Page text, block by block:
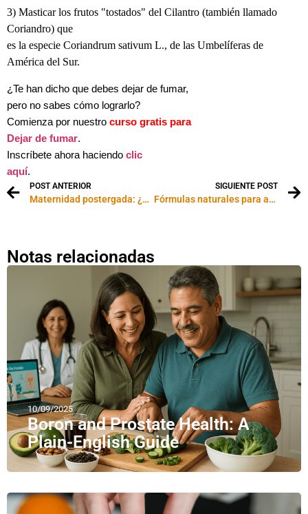
3) Masticar los frutos "tostados" del Cilantro (también llamado
Coriandro) que
es la especie Coriandrum sativum L., de las Umbelíferas de
América del Sur.
¿Te han dicho que debes dejar de fumar,
pero no sabes cómo lograrlo?
Comienza por nuestro curso gratis para
Dejar de fumar.
Inscríbete ahora haciendo clic
aquí.
POST ANTERIOR
Maternidad postergada: ¿hasta cuándo esperar?
SIGUIENTE POST
Fórmulas naturales para adelgazar
Notas relacionadas
10/09/2025
Boron and Prostate Health: A
Plain-English Guide